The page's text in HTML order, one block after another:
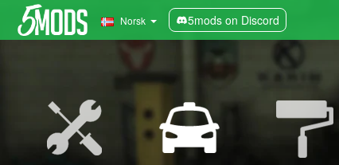
Norsk 5mods on Discord